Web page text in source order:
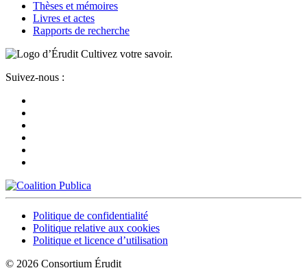
Thèses et mémoires
Livres et actes
Rapports de recherche
Cultivez votre savoir.
Suivez-nous :
Politique de confidentialité
Politique relative aux cookies
Politique et licence d’utilisation
© 2026 Consortium Érudit